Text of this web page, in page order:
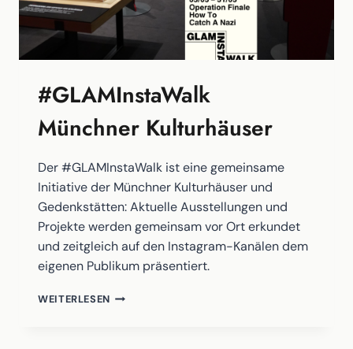
#GLAMInstaWalk
Münchner Kulturhäuser
Der #GLAMInstaWalk ist eine gemeinsame
Initiative der Münchner Kulturhäuser und
Gedenkstätten: Aktuelle Ausstellungen und
Projekte werden gemeinsam vor Ort erkundet
und zeitgleich auf den Instagram-Kanälen dem
eigenen Publikum präsentiert.
WEITERLESEN #GLAMINSTAWALK